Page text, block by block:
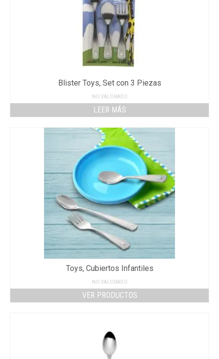
Blister Toys, Set con 3 Piezas
NO VALORADO
LEER MÁS
Toys, Cubiertos Infantiles
NO VALORADO
VER PRODUCTOS